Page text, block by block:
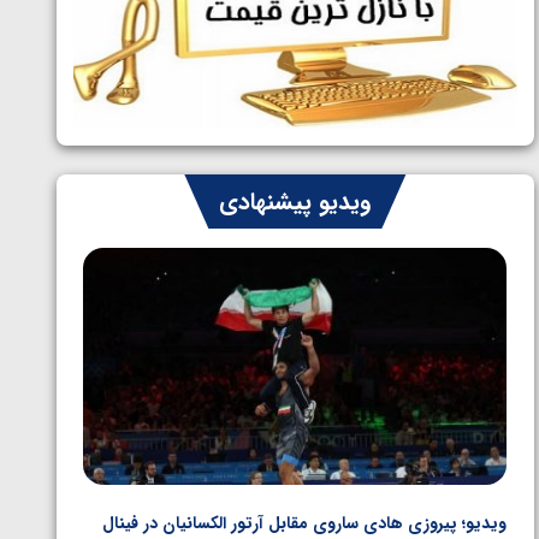
دوم کشتی فرنگی نوجوانان جهان
1405/05/06
ویدیو پیشنهادی
ویدیو؛ پیروزی هادی ساروی مقابل آرتور الکسانیان در فینال